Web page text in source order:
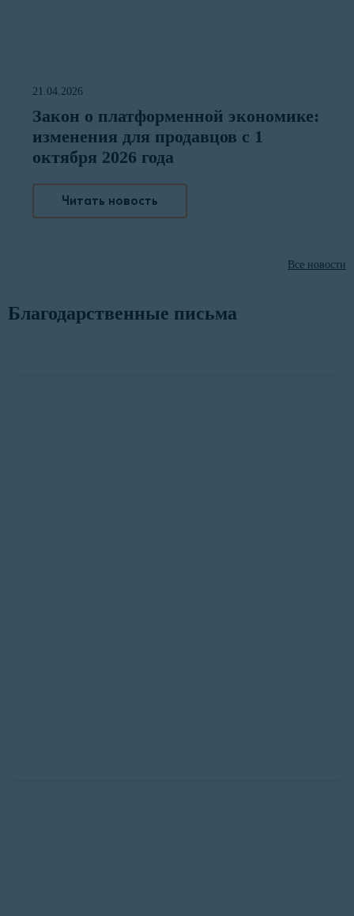
21.04.2026
Закон о платформенной экономике:
изменения для продавцов с 1
октября 2026 года
Читать новость
Все новости
Благодарственные письма